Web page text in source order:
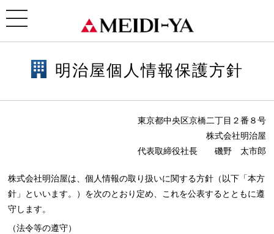
toggle
navigation
明治屋個人情報保護方針
東京都中央区京橋二丁目２番８号
株式会社明治屋
代表取締役社長 磯野 太市郎
株式会社明治屋は、個人情報の取り扱いに関する方針（以下「本方
針」といいます。）を次のとおり定め、これを公表するとともに遵
守します。
（法令等の遵守）